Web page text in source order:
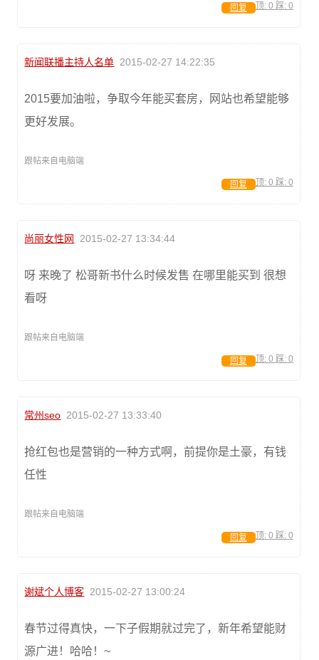
顶: 0 踩: 0
回复
新闻联播主持人名单 2015-02-27 14:22:35
2015要加油啦，争取今年能买套房，网站也希望能够
更好发展。
跟帖来自电脑端
顶: 0 踩: 0
回复
尚丽女性网 2015-02-27 13:34:44
呀 来晚了 松哥新书什么时候发售 在哪里能买到 很想
看呀
跟帖来自电脑端
顶: 0 踩: 0
回复
常州seo 2015-02-27 13:33:40
抢红包也是营销的一种方式啊，前提你是土豪，有钱
任性
跟帖来自电脑端
顶: 0 踩: 0
回复
谢斌个人博客 2015-02-27 13:00:24
春节过得真快，一下子假期就过完了，新年希望能财
源广进！哈哈！~